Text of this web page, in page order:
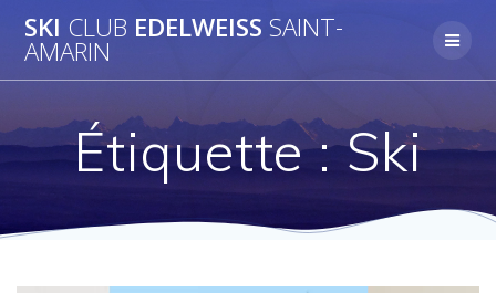
to
SKI CLUB EDELWEISS SAINT-
AMARIN
Étiquette :Ski